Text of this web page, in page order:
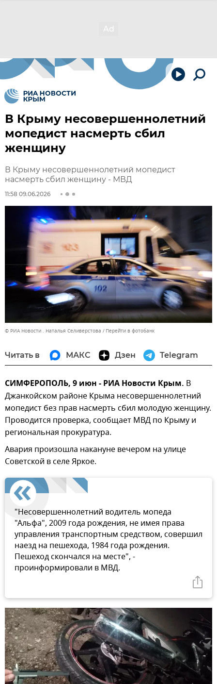
В Крыму несовершеннолетний
мопедист насмерть сбил
женщину
В Крыму несовершеннолетний мопедист
насмерть сбил женщину - МВД
11:58 09.06.2026
© РИА Новости . Наталья Селиверстова Перейти в фотобанк
Читать в МАКС Дзен Telegram
СИМФЕРОПОЛЬ, 9 июн - РИА Новости Крым. В
Джанкойском районе Крыма несовершеннолетний
мопедист без прав насмерть сбил молодую женщину.
Проводится проверка, сообщает МВД по Крыму и
региональная прокуратура.
Авария произошла накануне вечером на улице
Советской в селе Яркое.
"Несовершеннолетний водитель мопеда
"Альфа", 2009 года рождения, не имея права
управления транспортным средством, совершил
наезд на пешехода, 1984 года рождения.
Пешеход скончался на месте", -
проинформировали в МВД.